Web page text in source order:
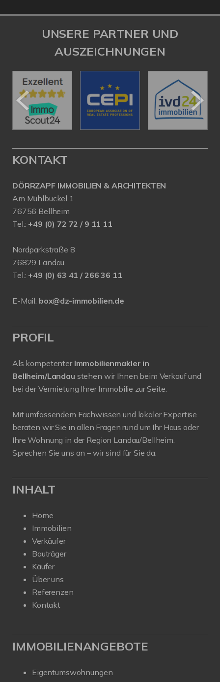
UNSERE PARTNER UND
AUSZEICHNUNGEN
KONTAKT
DÖRRZAPF IMMOBILIEN & ARCHITEKTEN
Am Mühlbuckel 1
76756 Bellheim
Tel.: +49 (0) 72 72 / 9 11 11
Nordparkstraße 8
76829 Landau
Tel.: +49 (0) 63 41 / 266 36 11
E-Mail: box@dz-immobilien.de
PROFIL
Als kompetenter Immobilienmakler in
Bellheim/Landau stehen wir Ihnen beim Verkauf und
bei der Vermietung Ihrer Immobilie zur Seite.
Mit umfassendem Fachwissen und lokaler Expertise
beraten wir Sie in allen Fragen rund um Ihr Haus oder
Ihre Wohnung in der Region Landau/Bellheim.
Sprechen Sie uns an – wir sind für Sie da.
INHALT
Home
Immobilien
Verkäufer
Bauträger
Käufer
Über uns
Referenzen
Kontakt
IMMOBILIENANGEBOTE
Eigentumswohnungen